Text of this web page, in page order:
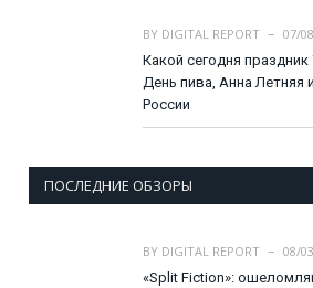
BY DIGITAL REPORT
07/
Какой сегодня праздник
День пива, Анна Летняя
России
ПОСЛЕДНИЕ ОБЗОРЫ
BY DIGITAL REPORT
08/
«Split Fiction»: